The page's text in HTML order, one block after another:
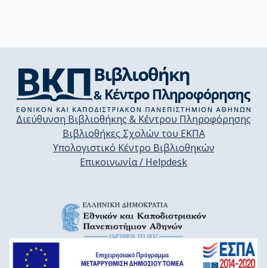
Διεύθυνση Βιβλιοθήκης & Κέντρου Πληροφόρησης
Βιβλιοθήκες Σχολών του ΕΚΠΑ
Υπολογιστικό Κέντρο Βιβλιοθηκών
Επικοινωνία / Helpdesk